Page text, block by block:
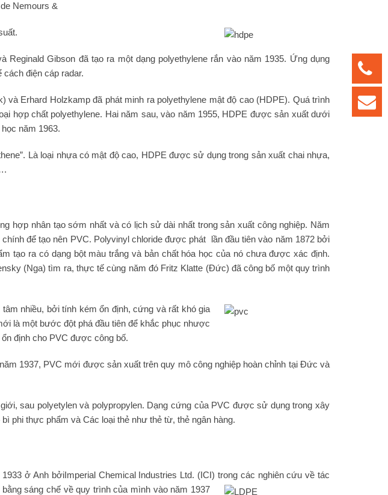
Nemours &
Gibson đã tạo ra một dạng polyethylene rắn vào năm 1935. Ứng dụng
điện cáp radar.
và Erhard Holzkamp đã phát minh ra polyethylene mật độ cao (HDPE). Quá trình
hợp chất polyethylene. Hai năm sau, vào năm 1955, HDPE được sản xuất dưới
năm 1963.
Là loại nhựa có mật độ cao, HDPE được sử dụng trong sản xuất chai nhựa,
hợp nhân tạo sớm nhất và có lịch sử dài nhất trong sản xuất công nghiệp. Năm
để tạo nên PVC. Polyvinyl chloride được phát lần đầu tiên vào năm 1872 bởi
tạo ra có dạng bột màu trắng và bản chất hóa học của nó chưa được xác định.
(Nga) tìm ra, thực tế cùng năm đó Fritz Klatte (Đức) đã công bố một quy trình
nhiều, bởi tính kém ổn định, cứng và rất khó gia
là một bước đột phá đầu tiên để khắc phục nhược
định cho PVC được công bố.
1937, PVC mới được sản xuất trên quy mô công nghiệp hoàn chỉnh tại Đức và
sau polyetylen và polypropylen. Dạng cứng của PVC được sử dụng trong xây
phi thực phẩm và Các loại thẻ như thẻ từ, thẻ ngân hàng.
ở Anh bởiImperial Chemical Industries Ltd. (ICI) trong các nghiên cứu về tác
sáng chếvề quy trình của mình vào năm 1937